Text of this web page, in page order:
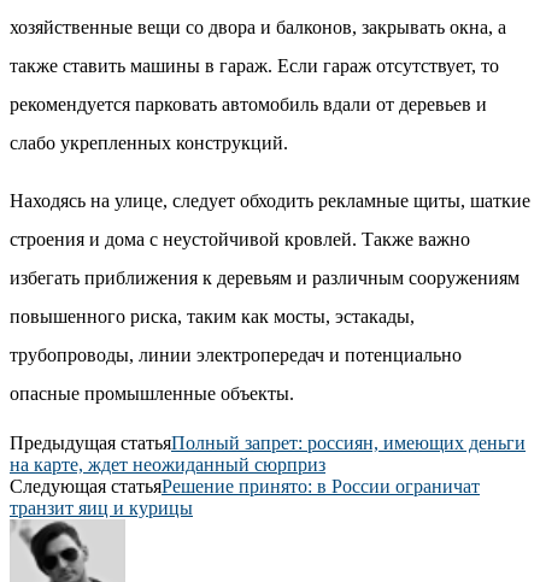
хозяйственные вещи со двора и балконов, закрывать окна, а
также ставить машины в гараж. Если гараж отсутствует, то
рекомендуется парковать автомобиль вдали от деревьев и
слабо укрепленных конструкций.
Находясь на улице, следует обходить рекламные щиты, шаткие
строения и дома с неустойчивой кровлей. Также важно
избегать приближения к деревьям и различным сооружениям
повышенного риска, таким как мосты, эстакады,
трубопроводы, линии электропередач и потенциально
опасные промышленные объекты.
Предыдущая статьяПолный запрет: россиян, имеющих деньги
на карте, ждет неожиданный сюрприз
Следующая статьяРешение принято: в России ограничат
транзит яиц и курицы